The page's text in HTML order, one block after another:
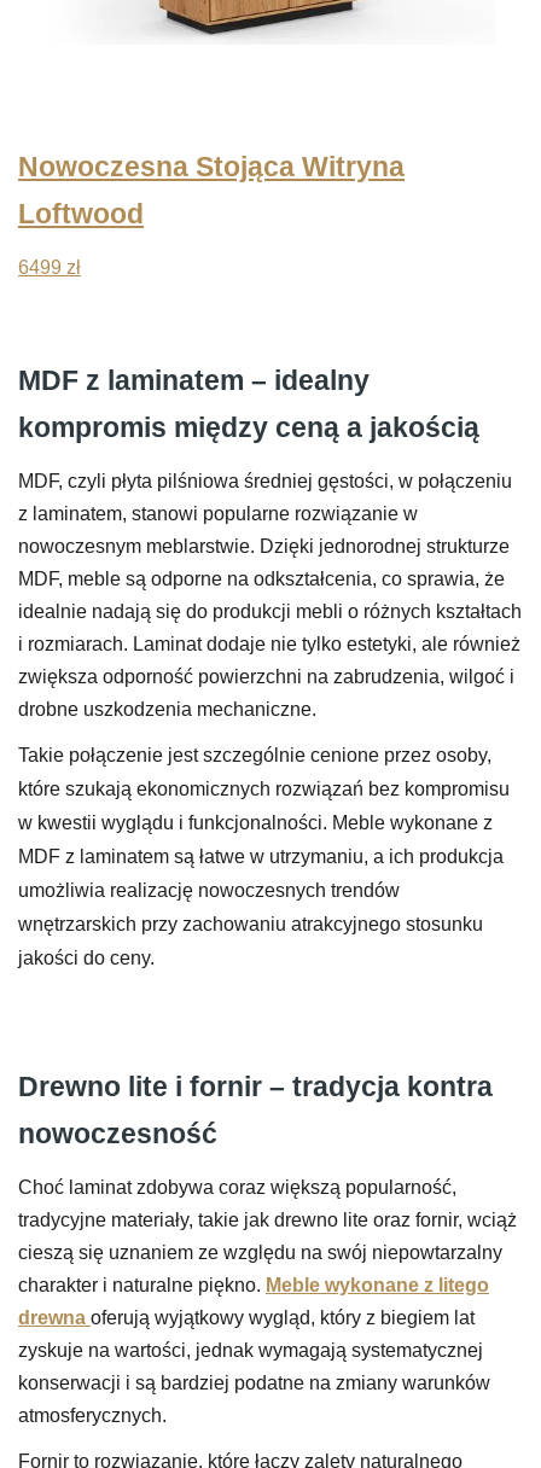
Nowoczesna Stojąca Witryna
Loftwood
6499 zł
MDF z laminatem – idealny
kompromis między ceną a jakością
MDF, czyli płyta pilśniowa średniej gęstości, w połączeniu
z laminatem, stanowi popularne rozwiązanie w
nowoczesnym meblarstwie. Dzięki jednorodnej strukturze
MDF, meble są odporne na odkształcenia, co sprawia, że
idealnie nadają się do produkcji mebli o różnych kształtach
i rozmiarach. Laminat dodaje nie tylko estetyki, ale również
zwiększa odporność powierzchni na zabrudzenia, wilgoć i
drobne uszkodzenia mechaniczne.
Takie połączenie jest szczególnie cenione przez osoby,
które szukają ekonomicznych rozwiązań bez kompromisu
w kwestii wyglądu i funkcjonalności. Meble wykonane z
MDF z laminatem są łatwe w utrzymaniu, a ich produkcja
umożliwia realizację nowoczesnych trendów
wnętrzarskich przy zachowaniu atrakcyjnego stosunku
jakości do ceny.
Drewno lite i fornir – tradycja kontra
nowoczesność
Choć laminat zdobywa coraz większą popularność,
tradycyjne materiały, takie jak drewno lite oraz fornir, wciąż
cieszą się uznaniem ze względu na swój niepowtarzalny
charakter i naturalne piękno. Meble wykonane z litego
drewna oferują wyjątkowy wygląd, który z biegiem lat
zyskuje na wartości, jednak wymagają systematycznej
konserwacji i są bardziej podatne na zmiany warunków
atmosferycznych.
Fornir to rozwiązanie, które łączy zalety naturalnego